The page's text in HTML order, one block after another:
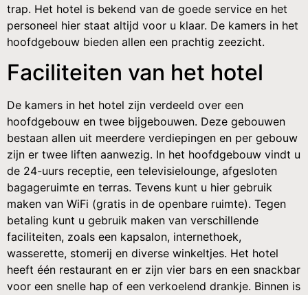
trap. Het hotel is bekend van de goede service en het
personeel hier staat altijd voor u klaar. De kamers in het
hoofdgebouw bieden allen een prachtig zeezicht.
Faciliteiten van het hotel
De kamers in het hotel zijn verdeeld over een
hoofdgebouw en twee bijgebouwen. Deze gebouwen
bestaan allen uit meerdere verdiepingen en per gebouw
zijn er twee liften aanwezig. In het hoofdgebouw vindt u
de 24-uurs receptie, een televisielounge, afgesloten
bagageruimte en terras. Tevens kunt u hier gebruik
maken van WiFi (gratis in de openbare ruimte). Tegen
betaling kunt u gebruik maken van verschillende
faciliteiten, zoals een kapsalon, internethoek,
wasserette, stomerij en diverse winkeltjes. Het hotel
heeft één restaurant en er zijn vier bars en een snackbar
voor een snelle hap of een verkoelend drankje. Binnen is